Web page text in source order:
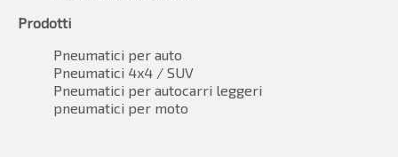
Prodotti
Pneumatici per auto
Pneumatici 4x4 / SUV
Pneumatici per autocarri leggeri
pneumatici per moto